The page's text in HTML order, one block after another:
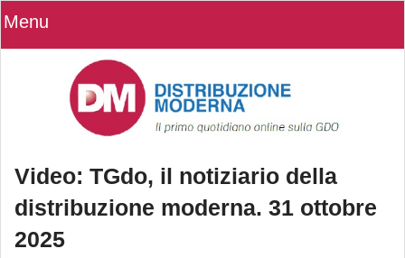
Menu
Video: TGdo, il notiziario della
distribuzione moderna. 31 ottobre
2025